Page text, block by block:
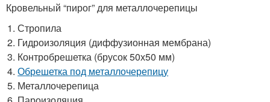
Кровельный “пирог” для металлочерепицы
Стропила
Гидроизоляция (диффузионная мембрана)
Контробрешетка (брусок 50х50 мм)
Обрешетка под металлочерепицу
Металлочерепица